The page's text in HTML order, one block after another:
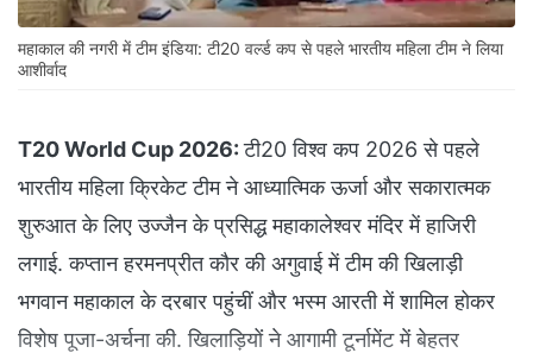
महाकाल की नगरी में टीम इंडिया: टी20 वर्ल्ड कप से पहले भारतीय महिला टीम ने लिया
आशीर्वाद
T20 World Cup 2026:टी20 विश्व कप 2026 से पहले
भारतीय महिला क्रिकेट टीम ने आध्यात्मिक ऊर्जा और सकारात्मक
शुरुआत के लिए उज्जैन के प्रसिद्ध महाकालेश्वर मंदिर में हाजिरी
लगाई. कप्तान हरमनप्रीत कौर की अगुवाई में टीम की खिलाड़ी
भगवान महाकाल के दरबार पहुंचीं और भस्म आरती में शामिल होकर
विशेष पूजा-अर्चना की. खिलाड़ियों ने आगामी टूर्नामेंट में बेहतर